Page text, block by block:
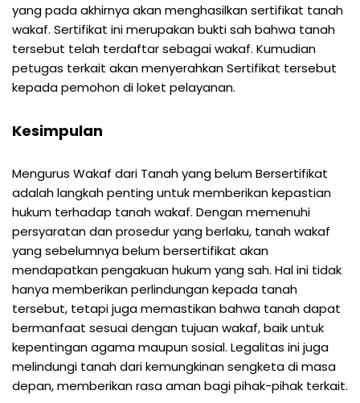
yang pada akhirnya akan menghasilkan sertifikat tanah
wakaf. Sertifikat ini merupakan bukti sah bahwa tanah
tersebut telah terdaftar sebagai wakaf. Kumudian
petugas terkait akan menyerahkan Sertifikat tersebut
kepada pemohon di loket pelayanan.
Kesimpulan
Mengurus Wakaf dari Tanah yang belum Bersertifikat
adalah langkah penting untuk memberikan kepastian
hukum terhadap tanah wakaf. Dengan memenuhi
persyaratan dan prosedur yang berlaku, tanah wakaf
yang sebelumnya belum bersertifikat akan
mendapatkan pengakuan hukum yang sah. Hal ini tidak
hanya memberikan perlindungan kepada tanah
tersebut, tetapi juga memastikan bahwa tanah dapat
bermanfaat sesuai dengan tujuan wakaf, baik untuk
kepentingan agama maupun sosial. Legalitas ini juga
melindungi tanah dari kemungkinan sengketa di masa
depan, memberikan rasa aman bagi pihak-pihak terkait.